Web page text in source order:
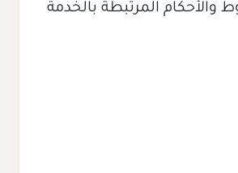
المرتبطة بالخدمة